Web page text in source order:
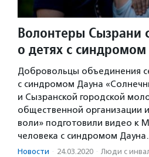
Волонтеры Сызрани
о детях с
Добровольцы объединения
с синдромом Дауна
и Сызранской городской
общественной организации
воли» подготовили видео к
человека с синдромом
Новости · 24.03.2020 · Люди с